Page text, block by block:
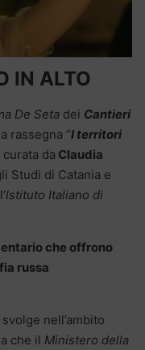
IN ALTO
De Seta dei Cantieri
rassegna “I territori
curata da Claudia
Studi di Catania e
Istituto Italiano di
che offrono
russa
svolge nell’ambito
che il Ministero della